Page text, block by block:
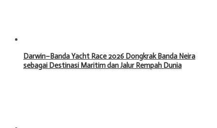
Darwin–Banda Yacht Race 2026 Dongkrak Banda Neira
sebagai Destinasi Maritim dan Jalur Rempah Dunia